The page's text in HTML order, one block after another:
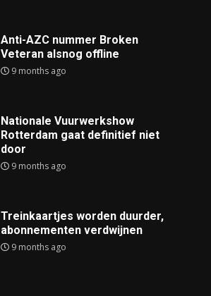
Anti-AZC nummer Broken
Veteran alsnog offline
9 months ago
Nationale Vuurwerkshow
Rotterdam gaat definitief niet
door
9 months ago
Treinkaartjes worden duurder,
abonnementen verdwijnen
9 months ago